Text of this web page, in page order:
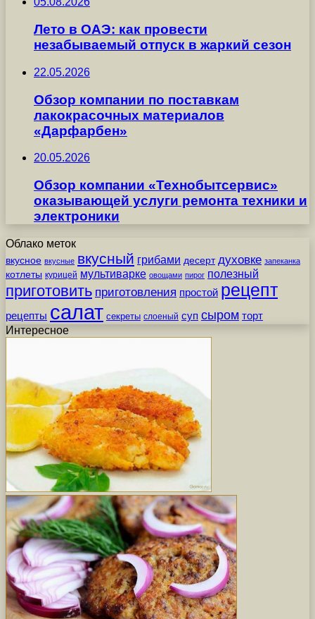
Лето в ОАЭ: как провести
незабываемый отпуск в жаркий сезон
22.05.2026
Обзор компании по поставкам
лакокрасочных материалов
«Дарфарбен»
20.05.2026
Обзор компании «Технобытсервис»
оказывающей услуги ремонта техники и
электроники
Облако меток
вкусное вкусные вкусный грибами десерт духовке запеканка
котлеты курицей мультиварке овощами пирог полезный
приготовить приготовления простой рецепт
рецепты салат секреты слоеный суп сыром торт
Интересное